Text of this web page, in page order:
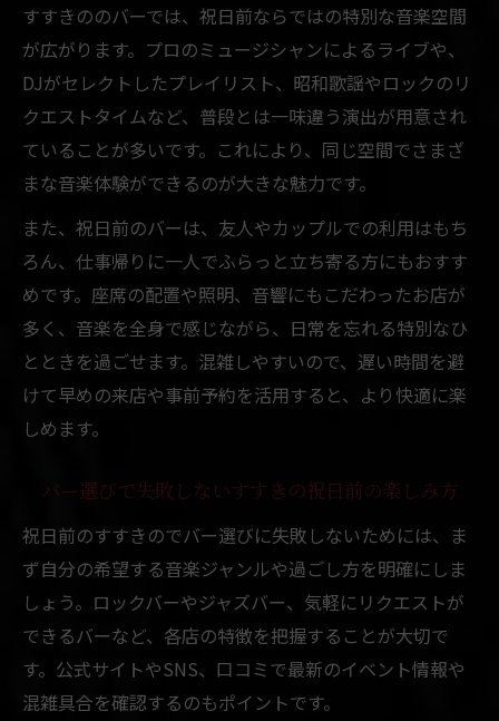
昭和歌謡やロックが彩る札幌の夜遊び案内
バーで昭和歌謡やロックを楽しむ札幌の夜
札幌で昭和歌謡とロックが流れるバーの魅
力
バー音楽と札幌夜遊びにおすすめの昭和歌
謡体験
ロックや昭和歌謡を堪能できるバーで札幌
の夜を
札幌のバーで音楽と夜遊びを同時に味わう
方法
音楽好きが集まるすすきので過ごす特別なひと
とき
方法
すすきのバーで音楽仲間と祝日前を楽しむ
コツ
バー体験で音楽好き同士が出会うすすきの
の夜
すすきののバーで音楽と交流を深める特別
すすきののバーでは、祝日前ならではの特別な音楽空間
が広がります。プロのミュージシャンによるライブや、
DJがセレクトしたプレイリスト、昭和歌謡やロックのリ
クエストタイムなど、普段とは一味違う演出が用意され
ていることが多いです。これにより、同じ空間でさまざ
まな音楽体験ができるのが大きな魅力です。
また、祝日前のバーは、友人やカップルでの利用はもち
ろん、仕事帰りに一人でふらっと立ち寄る方にもおすす
めです。座席の配置や照明、音響にもこだわったお店が
多く、音楽を全身で感じながら、日常を忘れる特別なひ
とときを過ごせます。混雑しやすいので、遅い時間を避
けて早めの来店や事前予約を活用すると、より快適に楽
しめます。
バー選びで失敗しないすすきの祝日前の楽しみ方
祝日前のすすきのでバー選びに失敗しないためには、ま
ず自分の希望する音楽ジャンルや過ごし方を明確にしま
しょう。ロックバーやジャズバー、気軽にリクエストが
できるバーなど、各店の特徴を把握することが大切で
す。公式サイトやSNS、口コミで最新のイベント情報や
混雑具合を確認するのもポイントです。